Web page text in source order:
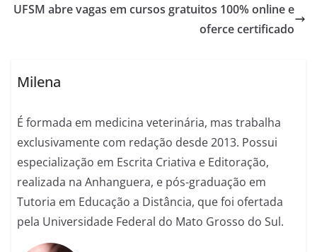
UFSM abre vagas em cursos gratuitos 100% online e
oferce certificado
Milena
É formada em medicina veterinária, mas trabalha
exclusivamente com redação desde 2013. Possui
especialização em Escrita Criativa e Editoração,
realizada na Anhanguera, e pós-graduação em
Tutoria em Educação a Distância, que foi ofertada
pela Universidade Federal do Mato Grosso do Sul.